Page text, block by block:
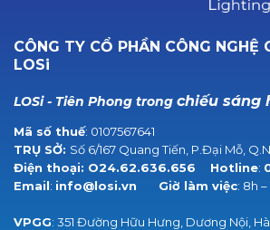
CÔNG TY CỔ PHẦN CÔNG NGHỆ
LOSi
LOSi - Tiên Phong trong chiếu sáng
Mã số thuế: 0107567641
TRỤ SỞ: Số 6/167 Quang Tiến, P.Đại Mỗ,
Điện thoại: O24.62.636.656 Hotline:
Email: info@losi.vn Giờ làm việc: 8h
VPGG: 351 Đường Hữu Hưng, Dương Nội,